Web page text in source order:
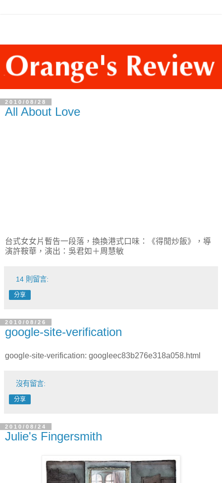
2010/08/28
All About Love
台式女女片暫告一段落，換換港式口味：《得閒炒飯》，導
演許鞍華，演出：吳君如＋周慧敏
14 則留言:
分享
2010/08/26
google-site-verification
google-site-verification: googleec83b276e318a058.html
沒有留言:
分享
2010/08/24
Julie's Fingersmith